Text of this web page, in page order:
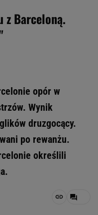
z Barceloną.
opór w
Wynik
druzgocący.
po rewanżu.
określili